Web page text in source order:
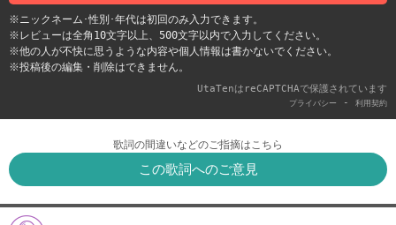
※ニックネーム･性別･年代は初回のみ入力できます。
※レビューは全角10文字以上、500文字以内で入力してください。
※他の人が不快に思うような内容や個人情報は書かないでください。
※投稿後の編集・削除はできません。
UtaTenはreCAPTCHAで保護されています
プライバシー - 利用契約
歌詞の間違いなどのご指摘はこちら
この歌詞へのご意見